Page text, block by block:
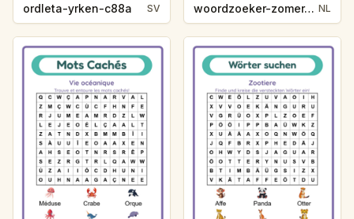
ordleta-yrken-c88a SV woordzoeker-zomer-53d6 NL